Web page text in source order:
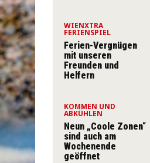
WIENXTRA
FERIENSPIEL
Ferien-Vergnügen
mit unseren
Freunden und
Helfern
KOMMEN UND
ABKÜHLEN
Neun „Coole Zonen“
sind auch am
Wochenende
geöffnet